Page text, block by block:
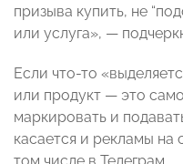
призыва купить, не
или услуга», —
Если что-то
или продукт — это
маркировать и
касается и рекламы на